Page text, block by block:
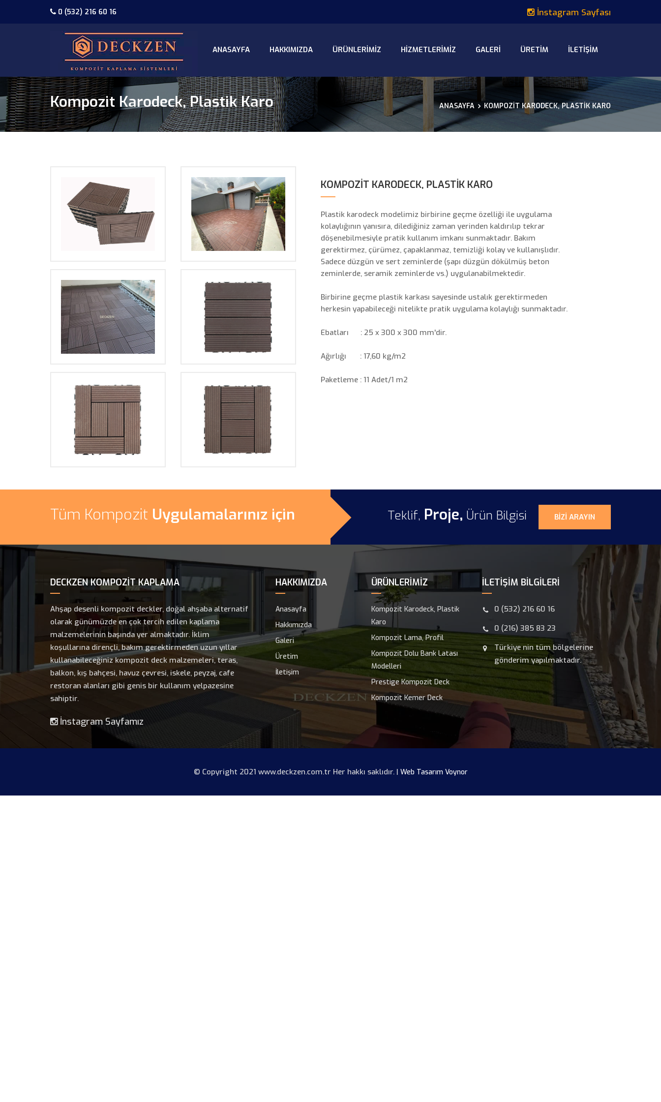
0 (532) 216 60 16 İnstagram Sayfası
ANASAYFA HAKKIMIZDA ÜRÜNLERIMIZ HIZMETLERIMIZ GALERI ÜRETIM İLETIŞIM
Kompozit Karodeck, Plastik Karo ANASAYFA KOMPOZIT KARODECK, PLASTIK KARO
BÜYÜT BÜYÜT
BÜYÜT BÜYÜT
KOMPOZIT KARODECK, PLASTIK KARO
Plastik karodeck modelimiz birbirine geçme özelliği ile uygulama
kolaylığının yanısıra, dilediğiniz zaman yerinden kaldırılıp tekrar
döşenebilmesiyle pratik kullanım imkanı sunmaktadır. Bakım
gerektirmez, çürümez, çapaklanmaz, temizliği kolay ve kullanışlıdır.
Sadece düzgün ve sert zeminlerde (şapı düzgün dökülmüş beton
zeminlerde, seramik zeminlerde vs.) uygulanabilmektedir.
Birbirine geçme plastik karkası sayesinde ustalık gerektirmeden
herkesin yapabileceği nitelikte pratik uygulama kolaylığı sunmaktadır.
Ebatları : 25 x 300 x 300 mm'dir.
Ağırlığı : 17,60 kg/m2
Paketleme : 11 Adet/1 m2
Tüm Kompozit Uygulamalarınız için Teklif, Proje, Ürün Bilgisi BIZI ARAYIN
DECKZEN KOMPOZİT KAPLAMA
Ahşap desenli kompozit deckler, doğal ahşaba alternatif
olarak günümüzde en çok tercih edilen kaplama
malzemelerinin başında yer almaktadır. İklim
koşullarına dirençli, bakım gerektirmeden uzun yıllar
kullanabileceğiniz kompozit deck malzemeleri, teras,
balkon, kış bahçesi, havuz çevresi, iskele, peyzaj, cafe
restoran alanları gibi genis bir kullanım yelpazesine
sahiptir.
İnstagram Sayfamız
HAKKIMIZDA
Anasayfa
Hakkımızda
Galeri
Üretim
İletişim
ÜRÜNLERIMIZ
Kompozit Karodeck, Plastik
Karo
Kompozit Lama, Profil
Kompozit Dolu Bank Latası
Modelleri
Prestige Kompozit Deck
Kompozit Kemer Deck
İLETIŞIM BILGILERI
0 (532) 216 60 16
0 (216) 385 83 23
Türkiye nin tüm bölgelerine
gönderim yapılmaktadır.
© Copyright 2021 www.deckzen.com.tr Her hakkı saklıdır. | Web Tasarım Voynor